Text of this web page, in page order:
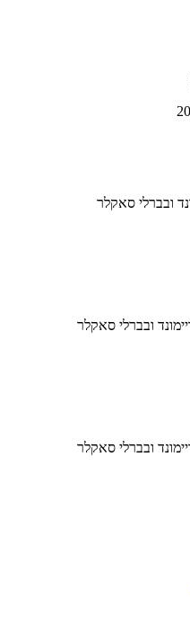
ובברלי סאקלר
ובברלי סאקלר
ובברלי סאקלר